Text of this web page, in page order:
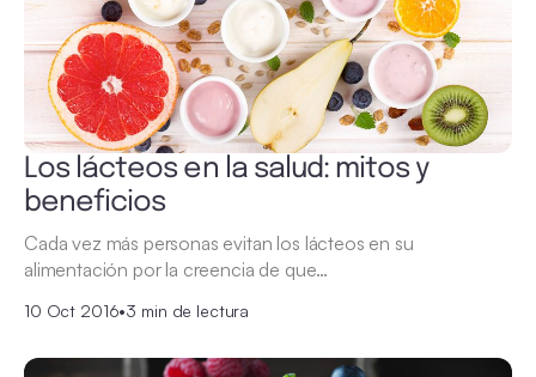
Los lácteos en la salud: mitos y
beneficios
Cada vez más personas evitan los lácteos en su
alimentación por la creencia de que…
10 Oct 2016•3 min de lectura